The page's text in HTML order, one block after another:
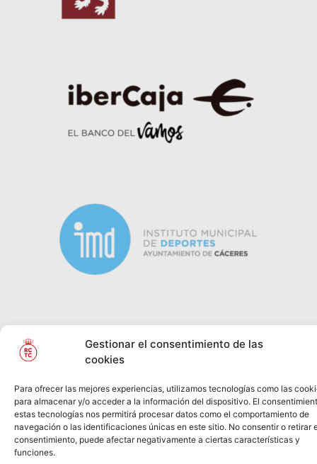
Gestionar el consentimiento de las
cookies
Para ofrecer las mejores experiencias, utilizamos tecnologías como las
para almacenar y/o acceder a la información del dispositivo. El
estas tecnologías nos permitirá procesar datos como el comportamiento de
navegación o las identificaciones únicas en este sitio. No consentir o retirar
consentimiento, puede afectar negativamente a ciertas características y
funciones.
© REAL CLUB DE
TENIS
2026